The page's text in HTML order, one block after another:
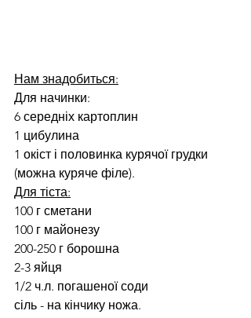
Нам знадобиться:
Для начинки:
6 середніх картоплин
1 цибулина
1 окіст і половинка курячої грудки
(можна куряче філе).
Для тіста:
100 г сметани
100 г майонезу
200-250 г борошна
2-3 яйця
1/2 ч.л. погашеної соди
сіль - на кінчику ножа.